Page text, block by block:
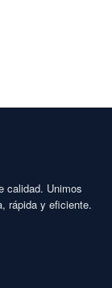
calidad. Unimos
rápida y eficiente.